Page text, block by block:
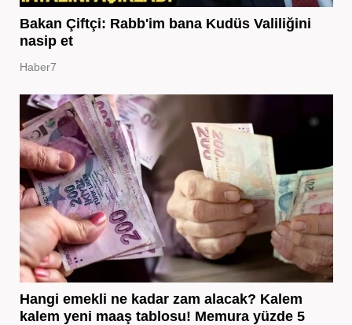
Bakan Çiftçi: Rabb'im bana Kudüs Valiliğini
nasip et
Haber7
Hangi emekli ne kadar zam alacak? Kalem
kalem yeni maaş tablosu! Memura yüzde 5